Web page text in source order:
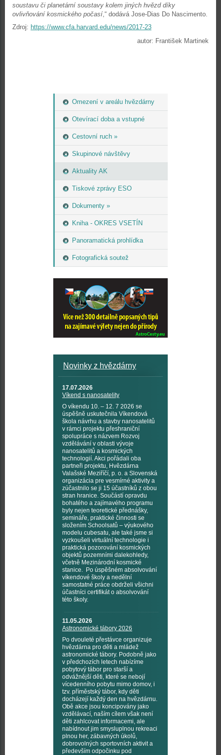
Omezení v areálu hvězdárny
Otevírací doba a vstupné
Cestovní ruch »
Skupinové návštěvy
Aktuality AK
Tiskové zprávy ESO
Dokumenty »
Kniha - OKRES VSETÍN
Panoramatická prohlídka
Fotografická soutež
Novinky z hvězdárny
17.07.2026
Víkend s nanosatelity
O víkendu 10. – 12. 7 2026 se
úspěšně uskutečnila Víkendová
škola návrhu a stavby nanosatelitů
v rámci projektu přeshraniční
spolupráce s názvem Rozvoj
vzdělávání v oblasti vývoje
nanosatelitů a kosmických
technologií. Akci pořádali oba
partneři projektu, Hvězdárna
Valašské Meziříčí, p. o. a Slovenská
organizácia pre vesmírné aktivity a
zúčastnilo se ji 15 účastníků z obou
stran hranice. Součástí opravdu
bohatého a zajímavého programu
byly nejen teoretické přednášky,
semináře, praktické činnosti se
složením Schoolsatů – výukového
modelu cubesatu, ale také jsme si
vyzkoušeli virtuální technologie i
praktická pozorování kosmických
objektů pozemními dalekohledy,
včetně Mezinárodní kosmické
stanice. Po úspěšném absolvování
víkendové školy a nedělní
samostatné práce obdrželi všichni
účastníci certifikát o absolvování
této školy.
11.05.2026
Astronomické tábory 2026
Po dvouleté přestávce organizuje
hvězdárna pro děti a mládež
astronomické tábory. Podobně jako
v předchozích letech nabízíme
pobytový tábor pro starší a
odvážnější děti, které se nebojí
vícedenního pobytu mimo domov, i
tzv. příměstský tábor, kdy děti
docházejí každý den na hvězdárnu.
Obě akce jsou koncipovány jako
vzdělávací, naším cílem však není
děti zahlcovat informacemi, ale
nabídnout jim smysluplnou rekreaci
plnou her, zábavných úkolů,
dobrovolných sportovních aktivit a
především odpočinku pod
soustavu či planetární soustavy kolem jiných hvězd díky
ovlivňování kosmického počasí,“ dodává Jose-Dias Do Nascimento.
Zdroj: https://www.cfa.harvard.edu/news/2017-23
autor: František Martinek